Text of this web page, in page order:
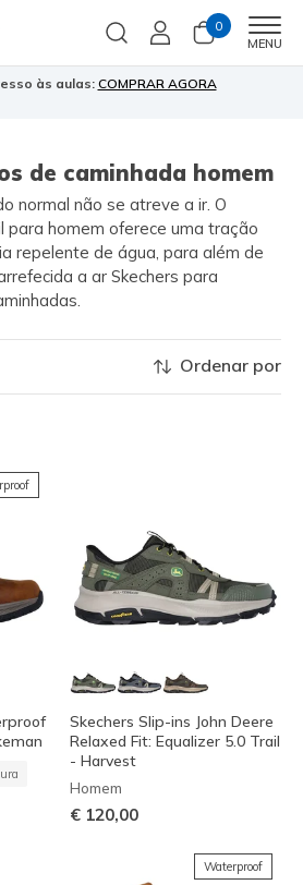
0
MENU
às aulas: COMPRAR AGORA
de caminhada homem
normal não se atreve a ir. O
para homem oferece uma tração
repelente de água, para além de
a ar Skechers para
Ordenar por
Skechers Slip-ins John Deere
Relaxed Fit: Equalizer 5.0 Trail
- Harvest
Homem
€ 120,00
Waterproof